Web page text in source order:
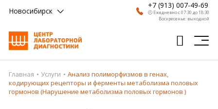
Новосибирск
+7 (913) 007-49-69
🕗 Ежедневно с 07:30 до 18:30
Воскресенье: выходной
Главная
Анализы
Главная Услуги
Анализ полиморфизмов в генах,
кодирующих рецепторы и ферменты метаболизма половых
гормонов (Нарушение метаболизма половых гормонов )